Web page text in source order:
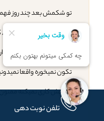
تو شکمش بعد چند روز
انتی بیوتیک میزنن فایده
تکون نمیخوره واقعا
درمانش کاری نمیکنه
تلفن نوبت دهی